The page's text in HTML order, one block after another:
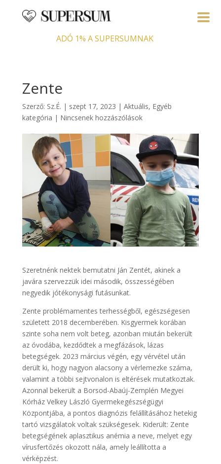
ADÓ 1% A SUPERSUMNAK
Zente
Szerző: Sz.É. | szept 17, 2023 | Aktuális, Egyéb
kategória | Nincsenek hozzászólások
Szeretnénk nektek bemutatni Ján Zentét, akinek a
javára szervezzük idei második, összességében
negyedik jótékonysági futásunkat.
Zente problémamentes terhességből, egészségesen
született 2018 decemberében. Kisgyermek korában
szinte soha nem volt beteg, azonban miután bekerült
az óvodába, kezdődtek a megfázások, lázas
betegségek. 2023 március végén, egy vérvétel után
derült ki, hogy nagyon alacsony a vérlemezke száma,
valamint a többi sejtvonalon is eltérések mutatkoztak.
Azonnal bekerült a Borsod-Abaúj-Zemplén Megyei
Kórház Velkey László Gyermekegészségügyi
Központjába, a pontos diagnózis felállításához hetekig
tartó vizsgálatok voltak szükségesek. Kiderült: Zente
betegségének aplasztikus anémia a neve, melyet egy
vírusfertőzés okozott nála, amely leállította a
vérképzést.